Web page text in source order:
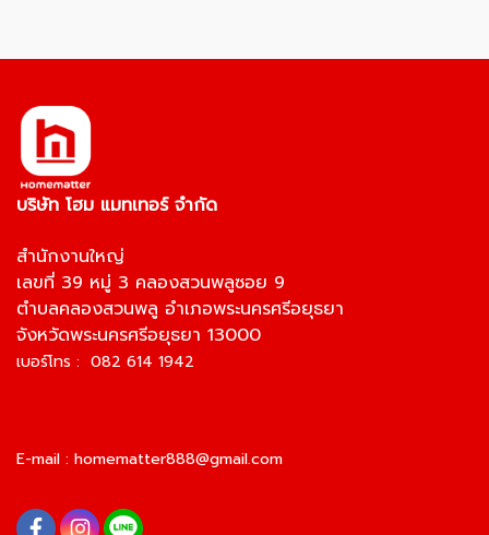
บริษัท โฮม แมทเทอร์ จำกัด
สำนักงานใหญ่
เลขที่ 39 หมู่ 3 คลองสวนพลูซอย 9
ตำบลคลองสวนพลู อำเภอพระนครศรีอยุธยา
จังหวัดพระนครศรีอยุธยา 13000
เบอร์โทร : 082 614 1942
E-mail : homematter888@gmail.com